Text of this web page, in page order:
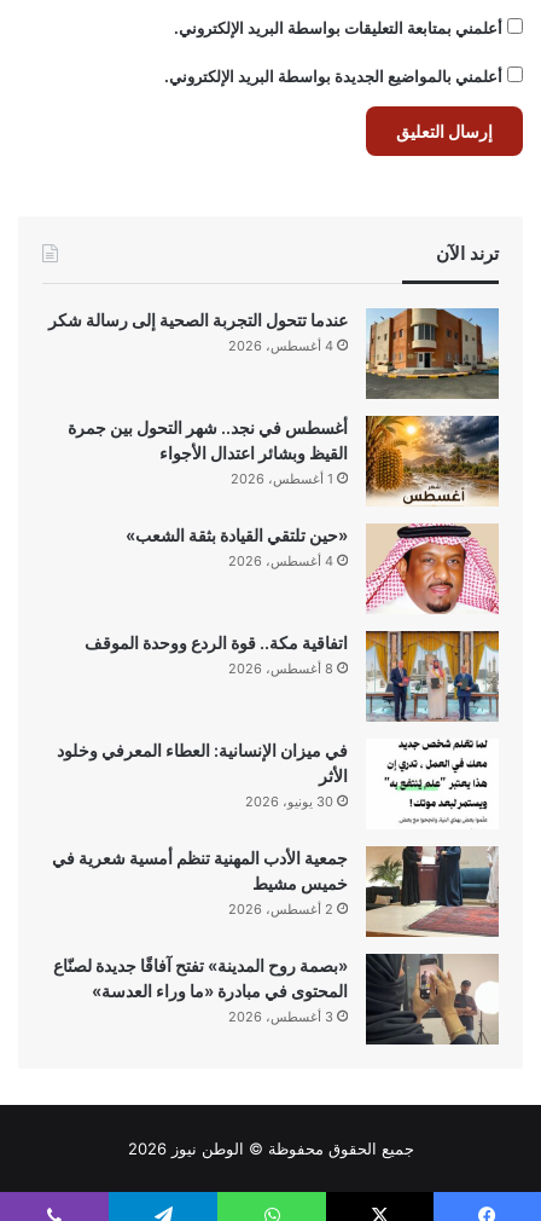
أعلمني بمتابعة التعليقات بواسطة البريد الإلكتروني.
أعلمني بالمواضيع الجديدة بواسطة البريد الإلكتروني.
ترند الآن
عندما تتحول التجربة الصحية إلى رسالة شكر
4 أغسطس، 2026
أغسطس في نجد.. شهر التحول بين جمرة
القيظ وبشائر اعتدال الأجواء
1 أغسطس، 2026
«حين تلتقي القيادة بثقة الشعب»
4 أغسطس، 2026
اتفاقية مكة.. قوة الردع ووحدة الموقف
8 أغسطس، 2026
في ميزان الإنسانية: العطاء المعرفي وخلود
الأثر
30 يونيو، 2026
جمعية الأدب المهنية تنظم أمسية شعرية في
خميس مشيط
2 أغسطس، 2026
«بصمة روح المدينة» تفتح آفاقًا جديدة لصنّاع
المحتوى في مبادرة «ما وراء العدسة»
3 أغسطس، 2026
جميع الحقوق محفوظة © الوطن نيوز 2026